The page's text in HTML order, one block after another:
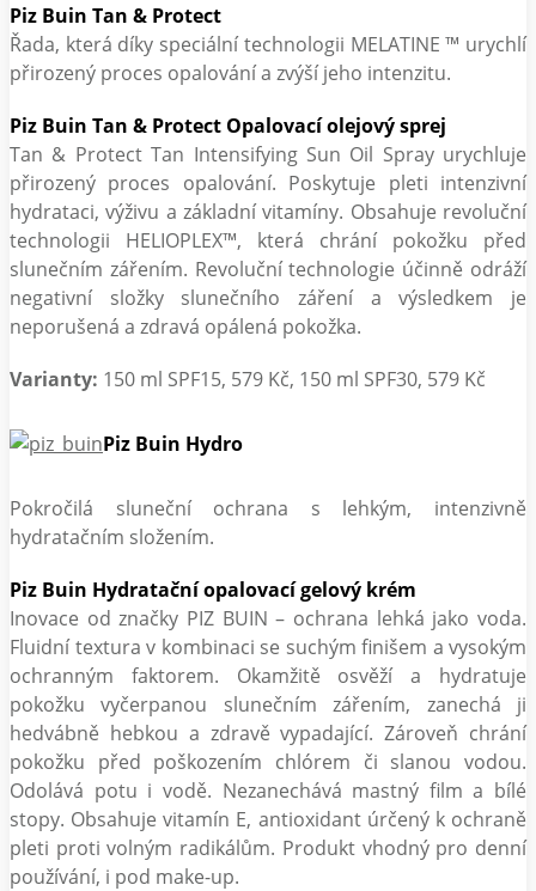
Piz Buin Tan & Protect
Řada, která díky speciální technologii MELATINE ™ urychlí
přirozený proces opalování a zvýší jeho intenzitu.
Piz Buin Tan & Protect Opalovací olejový sprej
Tan & Protect Tan Intensifying Sun Oil Spray urychluje
přirozený proces opalování. Poskytuje pleti intenzivní
hydrataci, výživu a základní vitamíny. Obsahuje revoluční
technologii HELIOPLEX™, která chrání pokožku před
slunečním zářením. Revoluční technologie účinně odráží
negativní složky slunečního záření a výsledkem je
neporušená a zdravá opálená pokožka.
Varianty: 150 ml SPF15, 579 Kč, 150 ml SPF30, 579 Kč
Piz Buin Hydro
Pokročilá sluneční ochrana s lehkým, intenzivně
hydratačním složením.
Piz Buin Hydratační opalovací gelový krém
Inovace od značky PIZ BUIN – ochrana lehká jako voda.
Fluidní textura v kombinaci se suchým finišem a vysokým
ochranným faktorem. Okamžitě osvěží a hydratuje
pokožku vyčerpanou slunečním zářením, zanechá ji
hedvábně hebkou a zdravě vypadající. Zároveň chrání
pokožku před poškozením chlórem či slanou vodou.
Odolává potu i vodě. Nezanechává mastný film a bílé
stopy. Obsahuje vitamín E, antioxidant úrčený k ochraně
pleti proti volným radikálům. Produkt vhodný pro denní
používání, i pod make-up.